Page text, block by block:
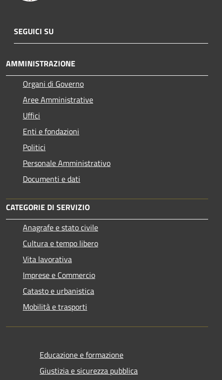
SEGUICI SU
AMMINISTRAZIONE
Organi di Governo
Aree Amministrative
Uffici
Enti e fondazioni
Politici
Personale Amministrativo
Documenti e dati
CATEGORIE DI SERVIZIO
Anagrafe e stato civile
Cultura e tempo libero
Vita lavorativa
Imprese e Commercio
Catasto e urbanistica
Mobilità e trasporti
Educazione e formazione
Giustizia e sicurezza pubblica